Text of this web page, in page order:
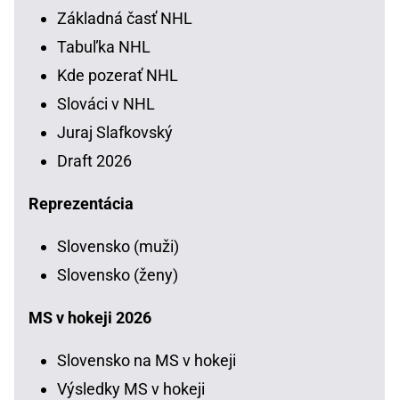
Základná časť NHL
Tabuľka NHL
Kde pozerať NHL
Slováci v NHL
Juraj Slafkovský
Draft 2026
Reprezentácia
Slovensko (muži)
Slovensko (ženy)
MS v hokeji 2026
Slovensko na MS v hokeji
Výsledky MS v hokeji